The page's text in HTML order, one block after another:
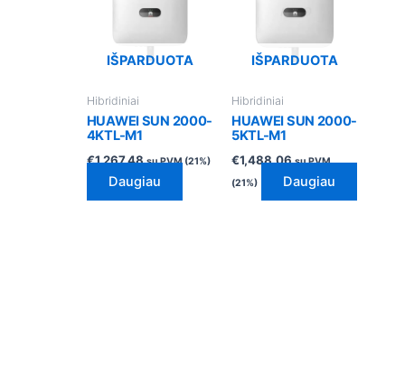
IŠPARDUOTA
Hibridiniai
HUAWEI SUN 2000-
4KTL-M1
€1,267.48 su PVM (21%)
Daugiau
IŠPARDUOTA
Hibridiniai
HUAWEI SUN 2000-
5KTL-M1
€1,488.06 su PVM
(21%)
Daugiau